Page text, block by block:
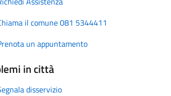
il comune 081 5344411
un appuntamento
in città
disservizio